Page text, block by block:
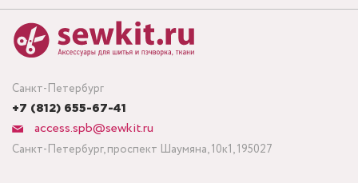
Санкт-Петербург
+7 (812) 655-67-41
access.spb@sewkit.ru
Санкт-Петербург, проспект Шаумяна, 10к1, 195027